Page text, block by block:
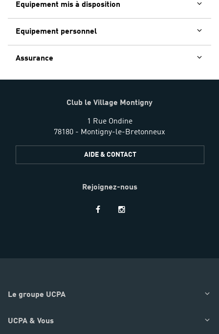
Equipement mis à disposition
Equipement personnel
Assurance
Club le Village Montigny
1 Rue Ondine
78180 - Montigny-le-Bretonneux
AIDE & CONTACT
Rejoignez-nous
Le groupe UCPA
UCPA & Vous